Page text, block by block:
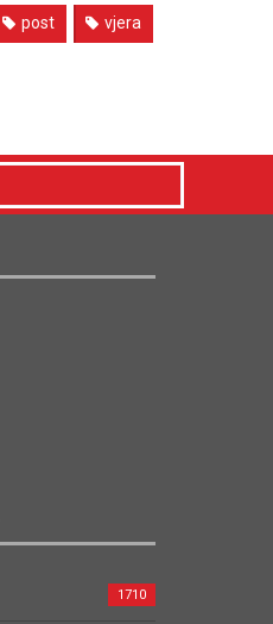
post vjera
1710